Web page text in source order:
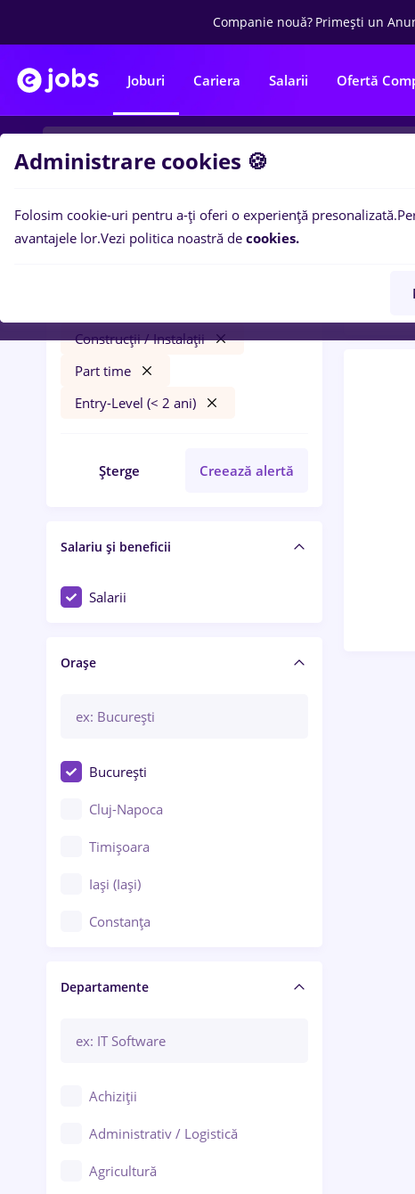
Companie nouă? Primești un
Joburi Cariera Salarii Ofertă
Filtre
Construcții / Instalații
Part time
Entry-Level (< 2 ani)
Șterge Creează alertă
Salariu și beneficii
Salarii
Orașe
București
Cluj-Napoca
Timișoara
Iași (Iași)
Constanța
Brașov
Bacău
Galați (Galați)
Ploiești
Departamente
Achiziții
Administrativ / Logistică
Agricultură
0
Administrare cookies 🍪
Folosim cookie-uri pentru a-ți oferi o experiență presonalizată.
avantajele lor.Vezi politica noastră de cookies.